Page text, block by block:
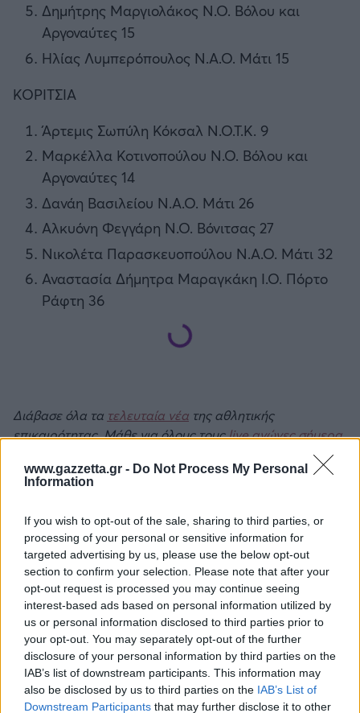
www.gazzetta.gr - Do Not Process My Personal
Information
If you wish to opt-out of the sale, sharing to third parties, or
processing of your personal or sensitive information for
targeted advertising by us, please use the below opt-out
section to confirm your selection. Please note that after your
opt-out request is processed you may continue seeing
interest-based ads based on personal information utilized by
us or personal information disclosed to third parties prior to
your opt-out. You may separately opt-out of the further
disclosure of your personal information by third parties on the
IAB’s list of downstream participants. This information may
also be disclosed by us to third parties on the IAB’s List of
Downstream Participants that may further disclose it to other
Δημήτρης Μαργιολάκος Ν.Ο. Βόλου και
Αργοναύτες 15
Ηλίας Λυμπερόπουλος Ν.Α.Ο. Μάτι 15
ΚΟΡΙΤΣΙΑ
Άρτεμις Σωπύλη Κόκσαλ Ν.Ο.Τ.Κ. 9
Μαρκέλλα Κοτινοπούλου Ν.Ο. Βόλου και
Αργοναύτες 14
Δανάη Βασιλείου Ν.Α.Ο. Μάτι 26
Αλκυόνη Φεγγάρη Ν.Ο. Βόνιτσας 27
Νικολέτα Παρασκευοπούλου Ν.Α.Ο. Μάτι 32
Αναστασία Δήμητρα Μαραγκάκη Ι.Ο. Πόρτο
Ράφτη 36
Διάβασε όλα τα τελευταία νέα της αθλητικής
επικαιρότητας. Μάθε για όλους τουςlive αγώνες σήμερα
της ημέρας και της
εβδομάδας μέσα από το υπερπλήρες Πρόγραμμα TV του
ΔΙΑΒΑΣΕ ΑΚΟΜΗ:
Ολυμπιακός - μεταγραφές: Οι επαφές του για Κάσερες
και Καντιού
Εστρέλα - Σπόρτινγκ 2-2: Με το αριστερό στο
πρωτάθλημα, παρά το γκολ του Ιωαννίδη
Ιωαννίδης: Έσπασε τη... γκίνια κι άνοιξε λογαριασμό για